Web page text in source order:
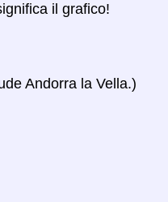
il grafico!
Andorra la Vella.)